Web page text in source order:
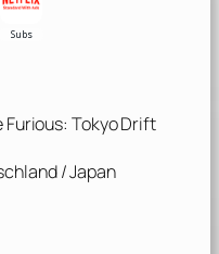
Furious: Tokyo Drift
/ Japan